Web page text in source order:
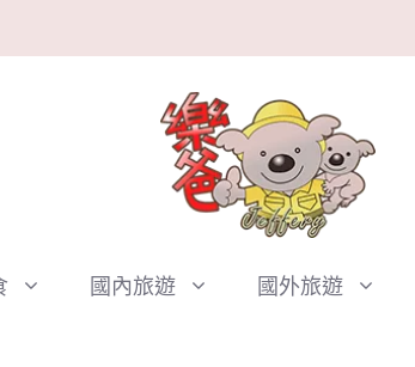
國內旅遊 國外旅遊